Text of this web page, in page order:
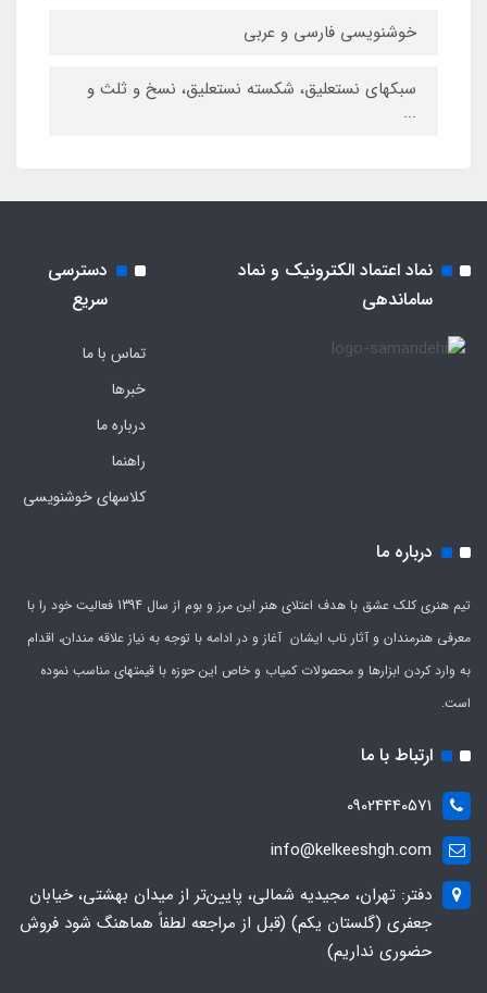
خوشنویسی فارسی و عربی
سبکهای نستعلیق، شکسته نستعلیق، نسخ و ثلث و
...
نماد اعتماد الکترونیک و نماد
ساماندهی
دسترسی
سریع
تماس با ما
خبرها
درباره ما
راهنما
کلاسهای خوشنویسی
درباره ما
تیم هنری کلک عشق با هدف اعتلای هنر این مرز و بوم از سال 1394 فعالیت خود را با
معرفی هنرمندان و آثار ناب ایشان آغاز و در ادامه با توجه به نیاز علاقه مندان، اقدام
به وارد کردن ابزارها و محصولات کمیاب و خاص این حوزه با قیمتهای مناسب نموده
است.
ارتباط با ما
09024440571
info@kelkeeshgh.com
دفتر: تهران، مجیدیه شمالی، پایین‌تر از میدان بهشتی، خیابان
جعفری (گلستان یکم) (قبل از مراجعه لطفاً هماهنگ شود فروش
حضوری نداریم)